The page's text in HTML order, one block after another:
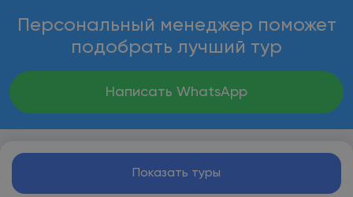
Персональный менеджер поможет
подобрать лучший тур
Написать WhatsApp
Показать туры